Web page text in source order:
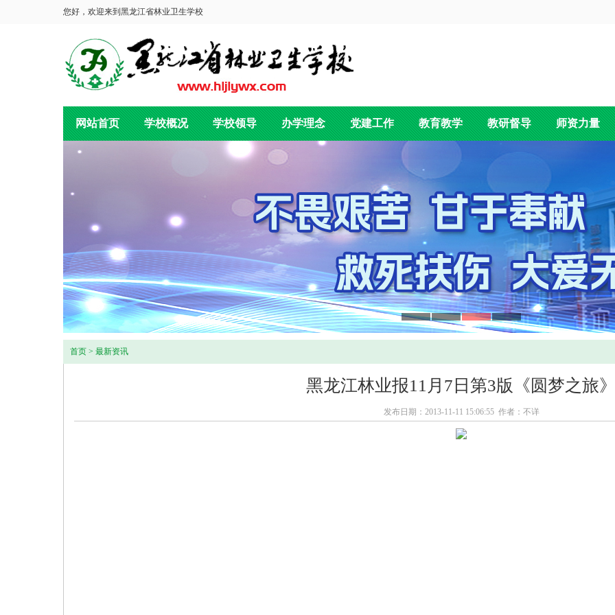
您好，欢迎来到黑龙江省林业卫生学校
网站首页 学校概况 学校领导 办学理念 党建工作 教育教学 教研督导 师资力量
首页 > 最新资讯
黑龙江林业报11月7日第3版《圆梦之旅
发布日期：2013-11-11 15:06:55 作者：不详